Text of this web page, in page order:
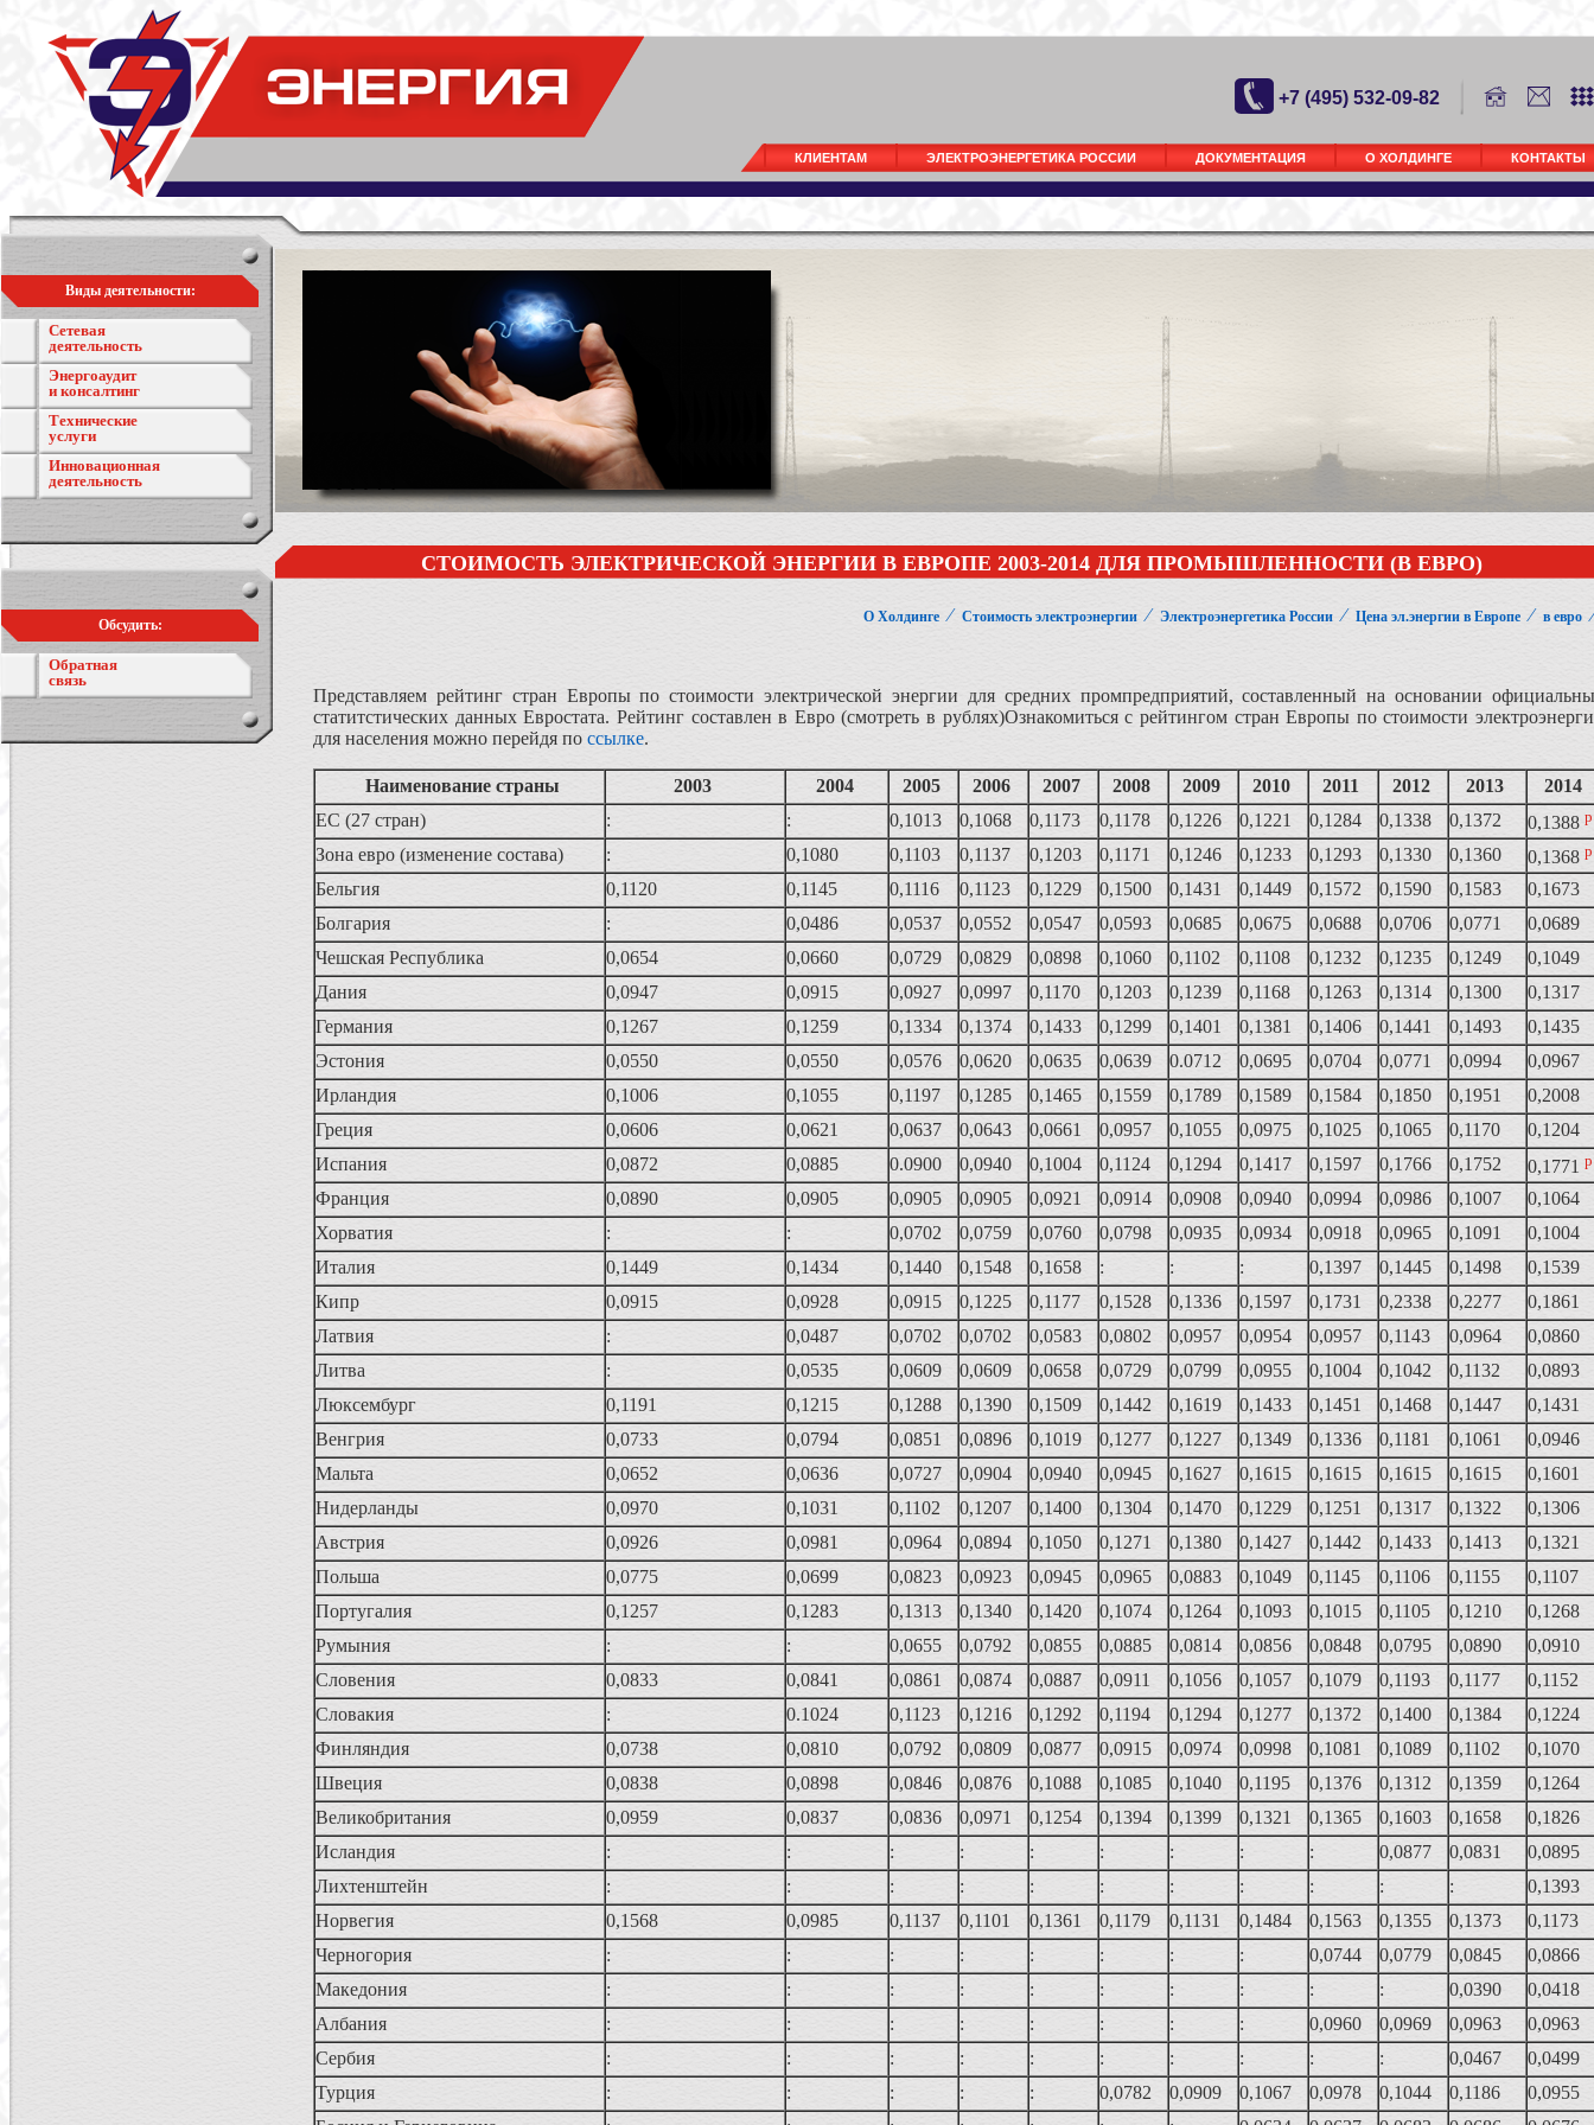
+7 (495) 532-09-82
КЛИЕНТАМ ЭЛЕКТРОЭНЕРГЕТИКА РОССИИ ДОКУМЕНТАЦИЯ О ХОЛДИНГЕ КОНТАКТЫ
Виды деятельности:
Сетевая
деятельность
Энергоаудит
и консалтинг
Технические
услуги
Инновационная
деятельность
Обсудить:
Обратная
связь
СТОИМОСТЬ ЭЛЕКТРИЧЕСКОЙ ЭНЕРГИИ В ЕВРОПЕ 2003-2014 ДЛЯ ПРОМЫШЛЕННОСТИ (В ЕВРО)
О Холдинге ⁄ Стоимость электроэнергии ⁄ Электроэнергетика России ⁄ Цена эл.энергии в Европе ⁄ в евро
Представляем рейтинг стран Европы по стоимости электрической энергии для средних промпредприятий, составленный на основании
статитстических данных Евростата. Рейтинг составлен в Евро (смотреть в рублях)Ознакомиться с рейтингом стран Европы по стоимости
для населения можно перейдя по ссылке.
Наименование страны 2003 2004 2005 2006 2007 2008 2009 2010 2011 2012 2013
2014
ЕС (27 стран)
: : 0,1013 0,1068 0,1173 0,1178 0,1226 0,1221 0,1284 0,1338 0,1372 0,1388 р
Зона евро (изменение состава) : 0,1080 0,1103 0,1137 0,1203 0,1171 0,1246 0,1233 0,1293 0,1330 0,1360 0,1368 р
Бельгия 0,1120 0,1145 0,1116 0,1123 0,1229 0,1500 0,1431 0,1449 0,1572 0,1590 0,1583
0,1673
Болгария
: 0,0486 0,0537 0,0552 0,0547 0,0593 0,0685 0,0675 0,0688 0,0706 0,0771
0,0689
Чешская Республика
0,0654 0,0660 0,0729 0,0829 0,0898 0,1060 0,1102 0,1108 0,1232 0,1235 0,1249
0,1049
Дания
0,0947 0,0915 0,0927 0,0997 0,1170 0,1203 0,1239 0,1168 0,1263 0,1314 0,1300
0,1317
Германия
0,1267 0,1259 0,1334 0,1374 0,1433 0,1299 0,1401 0,1381 0,1406 0,1441 0,1493
0,1435
Эстония
0,0550 0,0550 0,0576 0,0620 0,0635 0,0639 0.0712 0,0695 0,0704 0,0771 0,0994
0,0967
Ирландия
0,1006 0,1055 0,1197 0,1285 0,1465 0,1559 0,1789 0,1589 0,1584 0,1850 0,1951
0,2008
Греция
0,0606 0,0621 0,0637 0,0643 0,0661 0,0957 0,1055 0,0975 0,1025 0,1065 0,1170
0,1204
Испания
0,0872 0,0885 0.0900 0,0940 0,1004 0,1124 0,1294 0,1417 0,1597 0,1766 0,1752 0,1771 р
Франция 0,0890 0,0905 0,0905 0,0905 0,0921 0,0914 0,0908 0,0940 0,0994 0,0986 0,1007
0,1064
Хорватия
: : 0,0702 0,0759 0,0760 0,0798 0,0935 0,0934 0,0918 0,0965 0,1091
0,1004
Италия
0,1449 0,1434 0,1440 0,1548 0,1658 : : : 0,1397 0,1445 0,1498
0,1539
Кипр
0,0915 0,0928 0,0915 0,1225 0,1177 0,1528 0,1336 0,1597 0,1731 0,2338 0,2277
0,1861
Латвия
: 0,0487 0,0702 0,0702 0,0583 0,0802 0,0957 0,0954 0,0957 0,1143 0,0964
0,0860
Литва
: 0,0535 0,0609 0,0609 0,0658 0,0729 0,0799 0,0955 0,1004 0,1042 0,1132
0,0893
Люксембург
0,1191 0,1215 0,1288 0,1390 0,1509 0,1442 0,1619 0,1433 0,1451 0,1468 0,1447
0,1431
Венгрия
0,0733 0,0794 0,0851 0,0896 0,1019 0,1277 0,1227 0,1349 0,1336 0,1181 0,1061
0,0946
Мальта
0,0652 0,0636 0,0727 0,0904 0,0940 0,0945 0,1627 0,1615 0,1615 0,1615 0,1615
0,1601
Нидерланды
0,0970 0,1031 0,1102 0,1207 0,1400 0,1304 0,1470 0,1229 0,1251 0,1317 0,1322
0,1306
Австрия
0,0926 0,0981 0,0964 0,0894 0,1050 0,1271 0,1380 0,1427 0,1442 0,1433 0,1413
0,1321
Польша
0,0775 0,0699 0,0823 0,0923 0,0945 0,0965 0,0883 0,1049 0,1145 0,1106 0,1155
0,1107
Португалия
0,1257 0,1283 0,1313 0,1340 0,1420 0,1074 0,1264 0,1093 0,1015 0,1105 0,1210
0,1268
Румыния
: : 0,0655 0,0792 0,0855 0,0885 0,0814 0,0856 0,0848 0,0795 0,0890
0,0910
Словения
0,0833 0,0841 0,0861 0,0874 0,0887 0,0911 0,1056 0,1057 0,1079 0,1193 0,1177
0,1152
Словакия
: 0.1024 0,1123 0,1216 0,1292 0,1194 0,1294 0,1277 0,1372 0,1400 0,1384
0,1224
Финляндия
0,0738 0,0810 0,0792 0,0809 0,0877 0,0915 0,0974 0,0998 0,1081 0,1089 0,1102
0,1070
Швеция
0,0838 0,0898 0,0846 0,0876 0,1088 0,1085 0,1040 0,1195 0,1376 0,1312 0,1359
0,1264
Великобритания
0,0959 0,0837 0,0836 0,0971 0,1254 0,1394 0,1399 0,1321 0,1365 0,1603 0,1658
0,1826
Исландия
: : : : : : : : : 0,0877 0,0831
0,0895
Лихтенштейн
: : : : : : : : : : :
0,1393
Норвегия
0,1568 0,0985 0,1137 0,1101 0,1361 0,1179 0,1131 0,1484 0,1563 0,1355 0,1373
0,1173
Черногория
: : : : : : : : 0,0744 0,0779 0,0845
0,0866
Македония
: : : : : : : : : : 0,0390
0,0418
Албания
: : : : : : : : 0,0960 0,0969 0,0963
0,0963
Сербия
: : : : : : : : : : 0,0467
0,0499
Турция
: : : : : 0,0782 0,0909 0,1067 0,0978 0,1044 0,1186
0,0955